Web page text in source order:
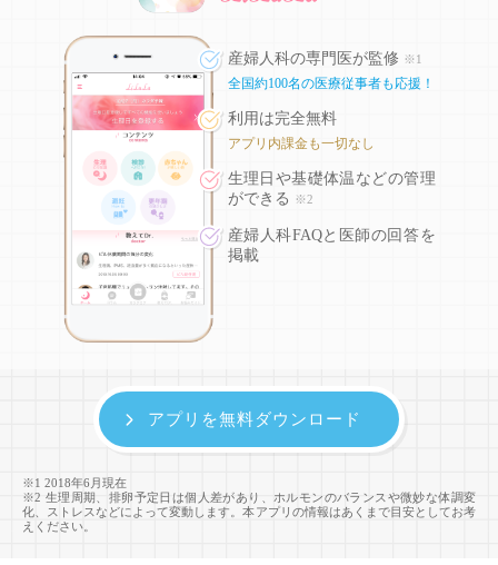
産婦人科の専門医が監修 ※1
全国約100名の医療従事者も応援！
利用は完全無料
アプリ内課金も一切なし
生理日や基礎体温などの管理
ができる
※2
産婦人科FAQと医師の回答を
掲載
※1 2018年6月現在
※2 生理周期、排卵予定日は個人差があり、ホルモンのバランスや微妙な体調変
化、ストレスなどによって変動します。本アプリの情報はあくまで目安としてお考
えください。
アプリを無料ダウンロード